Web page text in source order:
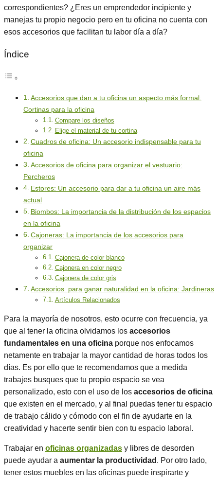
correspondientes? ¿Eres un emprendedor incipiente y
manejas tu propio negocio pero en tu oficina no cuenta con
esos accesorios que facilitan tu labor día a día?
Índice
Accesorios que dan a tu oficina un aspecto más formal:
Cortinas para la oficina
Compare los diseños
Elige el material de tu cortina
Cuadros de oficina: Un accesorio indispensable para tu
oficina
Accesorios de oficina para organizar el vestuario:
Percheros
Estores: Un accesorio para dar a tu oficina un aire más
actual
Biombos: La importancia de la distribución de los espacios
en la oficina
Cajoneras: La importancia de los accesorios para
organizar
Cajonera de color blanco
Cajonera en color negro
Cajonera de color gris
Accesorios para ganar naturalidad en la oficina: Jardineras
Artículos Relacionados
Para la mayoría de nosotros, esto ocurre con frecuencia, ya
que al tener la oficina olvidamos los accesorios
fundamentales en una oficina porque nos enfocamos
netamente en trabajar la mayor cantidad de horas todos los
días. Es por ello que te recomendamos que a medida
trabajes busques que tu propio espacio se vea
personalizado, esto con el uso de los accesorios de oficina
que existen en el mercado, y al final puedas tener tu espacio
de trabajo cálido y cómodo con el fin de ayudarte en la
creatividad y hacerte sentir bien con tu espacio laboral.
Trabajar en oficinas organizadas y libres de desorden
puede ayudar a aumentar la productividad . Por otro lado,
tener estos muebles en las oficinas puede inspirarte y